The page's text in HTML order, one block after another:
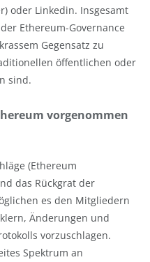
oder Linkedin. Insgesamt
Ethereum-Governance
Gegensatz zu
öffentlichen oder
sind.
vorgenommen
(Ethereum
das Rückgrat der
es den Mitgliedern
Änderungen und
vorzuschlagen.
Spektrum an